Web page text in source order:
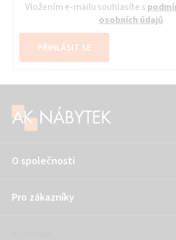
Vložením e-mailu souhlasíte s
osobních údajů
PŘIHLÁSIT SE
O společnosti
Pro zákazníky